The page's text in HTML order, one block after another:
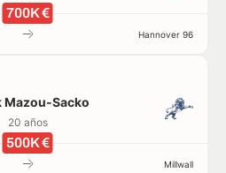
700K €
Hannover 96
Mazou-Sacko
20 años
500K €
Millwall